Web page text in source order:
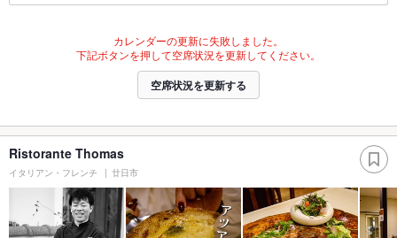
カレンダーの更新に失敗しました。
下記ボタンを押して空席状況を更新してください。
空席状況を更新する
Ristorante Thomas
イタリアン・フレンチ 廿日市